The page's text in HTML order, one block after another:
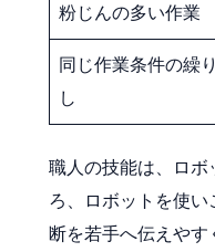
粉じんの多い作業
同じ作業条件の繰
し
職人の技能は、ロボ
ろ、ロボットを使
断を若手へ伝えやす